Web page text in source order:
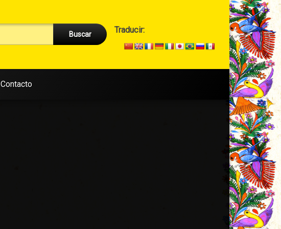
→
Secundario
Traducir:
Contacto